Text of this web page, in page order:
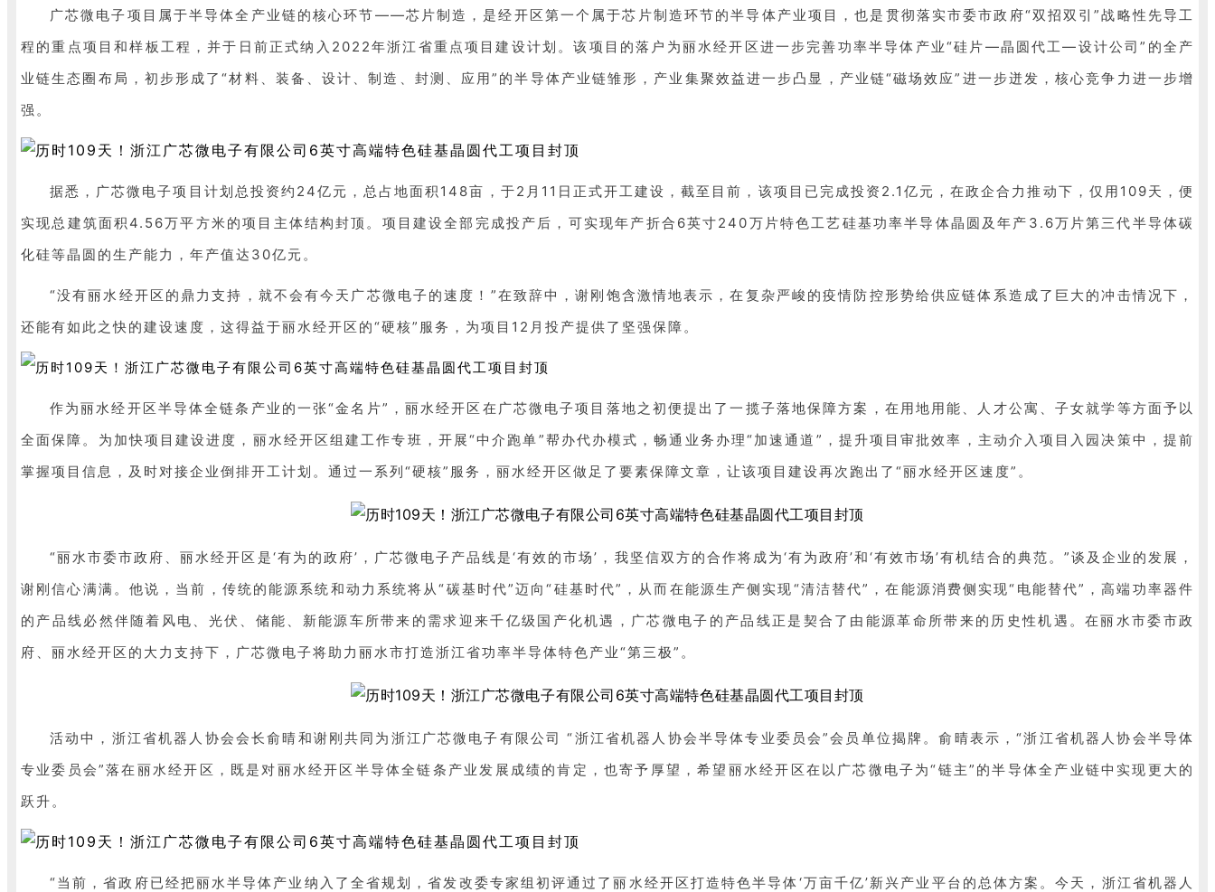
广芯微电子项目属于半导体全产业链的核心环节——芯片制造，是经开区第一个属于芯片制造环节的半导体产业项目，也是贯彻落实市委市政府“双招双引”战略性先导工
程的重点项目和样板工程，并于日前正式纳入2022年浙江省重点项目建设计划。该项目的落户为丽水经开区进一步完善功率半导体产业“硅片—晶圆代工—设计公司”的全产
业链生态圈布局，初步形成了“材料、装备、设计、制造、封测、应用”的半导体产业链雏形，产业集聚效益进一步凸显，产业链“磁场效应”进一步迸发，核心竞争力进一步增
强。
据悉，广芯微电子项目计划总投资约24亿元，总占地面积148亩，于2月11日正式开工建设，截至目前，该项目已完成投资2.1亿元，在政企合力推动下，仅用109天，便
实现总建筑面积4.56万平方米的项目主体结构封顶。项目建设全部完成投产后，可实现年产折合6英寸240万片特色工艺硅基功率半导体晶圆及年产3.6万片第三代半导体碳
化硅等晶圆的生产能力，年产值达30亿元。
“没有丽水经开区的鼎力支持，就不会有今天广芯微电子的速度！”在致辞中，谢刚饱含激情地表示，在复杂严峻的疫情防控形势给供应链体系造成了巨大的冲击情况下，
还能有如此之快的建设速度，这得益于丽水经开区的“硬核”服务，为项目12月投产提供了坚强保障。
作为丽水经开区半导体全链条产业的一张“金名片”，丽水经开区在广芯微电子项目落地之初便提出了一揽子落地保障方案，在用地用能、人才公寓、子女就学等方面予以
全面保障。为加快项目建设进度，丽水经开区组建工作专班，开展“中介跑单”帮办代办模式，畅通业务办理“加速通道”，提升项目审批效率，主动介入项目入园决策中，提前
掌握项目信息，及时对接企业倒排开工计划。通过一系列“硬核”服务，丽水经开区做足了要素保障文章，让该项目建设再次跑出了“丽水经开区速度”。
“丽水市委市政府、丽水经开区是‘有为的政府’，广芯微电子产品线是‘有效的市场’，我坚信双方的合作将成为‘有为政府’和‘有效市场’有机结合的典范。”谈及企业的发展，
谢刚信心满满。他说，当前，传统的能源系统和动力系统将从“碳基时代”迈向“硅基时代”，从而在能源生产侧实现“清洁替代”，在能源消费侧实现“电能替代”，高端功率器件
的产品线必然伴随着风电、光伏、储能、新能源车所带来的需求迎来千亿级国产化机遇，广芯微电子的产品线正是契合了由能源革命所带来的历史性机遇。在丽水市委市政
府、丽水经开区的大力支持下，广芯微电子将助力丽水市打造浙江省功率半导体特色产业“第三极”。
活动中，浙江省机器人协会会长俞晴和谢刚共同为浙江广芯微电子有限公司 “浙江省机器人协会半导体专业委员会”会员单位揭牌。俞晴表示，“浙江省机器人协会半导体
专业委员会”落在丽水经开区，既是对丽水经开区半导体全链条产业发展成绩的肯定，也寄予厚望，希望丽水经开区在以广芯微电子为“链主”的半导体全产业链中实现更大的
跃升。
“当前，省政府已经把丽水半导体产业纳入了全省规划，省发改委专家组初评通过了丽水经开区打造特色半导体‘万亩千亿’新兴产业平台的总体方案。今天，浙江省机器人